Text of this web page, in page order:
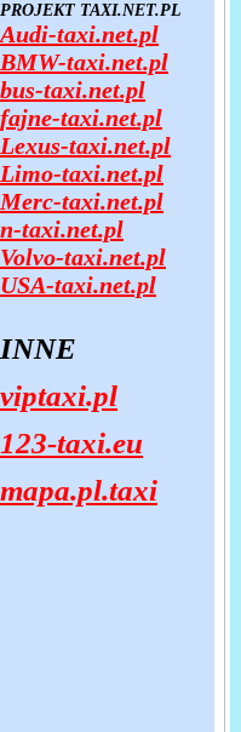
PROJEKT TAXI.NET.PL
Audi-taxi.net.pl
BMW-taxi.net.pl
bus-taxi.net.pl
fajne-taxi.net.pl
Lexus-taxi.net.pl
Limo-taxi.net.pl
Merc-taxi.net.pl
n-taxi.net.pl
Volvo-taxi.net.pl
USA-taxi.net.pl
INNE
viptaxi.pl
123-taxi.eu
mapa.pl.taxi